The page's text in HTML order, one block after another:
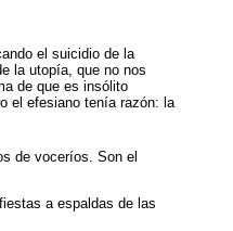
el suicidio de la
la utopía, que no nos
de que es insólito
el efesiano tenía razón: la
de voceríos. Son el
a espaldas de las